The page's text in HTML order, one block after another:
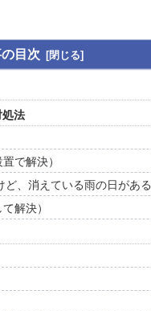
目次
処法
で解決）
、消えている雨の日がある
解決）